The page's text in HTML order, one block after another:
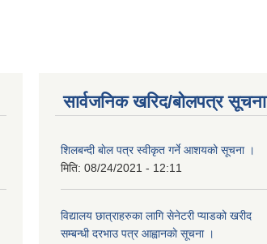
सार्वजनिक खरिद/बोलपत्र सूचना
शिलबन्दी बाेल पत्र स्वीकृत गर्ने आशयको सूचना ।
मिति: 08/24/2021 - 12:11
विद्यालय छात्राहरुका लागि सेनेटरी प्याडको खरीद
सम्बन्धी दरभाउ पत्र आह्वानकाे सूचना ।